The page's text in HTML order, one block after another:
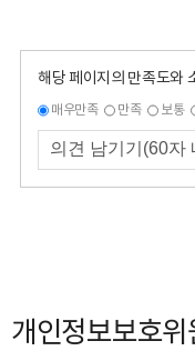
해당 페이지의 만족도와
매우만족 만족 보통
개인정보보호